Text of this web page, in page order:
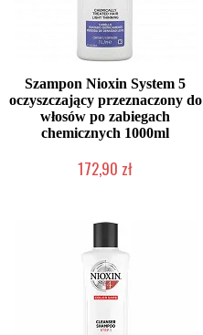
Szampon Nioxin System 5
oczyszczający przeznaczony do
włosów po zabiegach
chemicznych 1000ml
172,90 zł